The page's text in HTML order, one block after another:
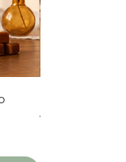
Precio
17,95 €